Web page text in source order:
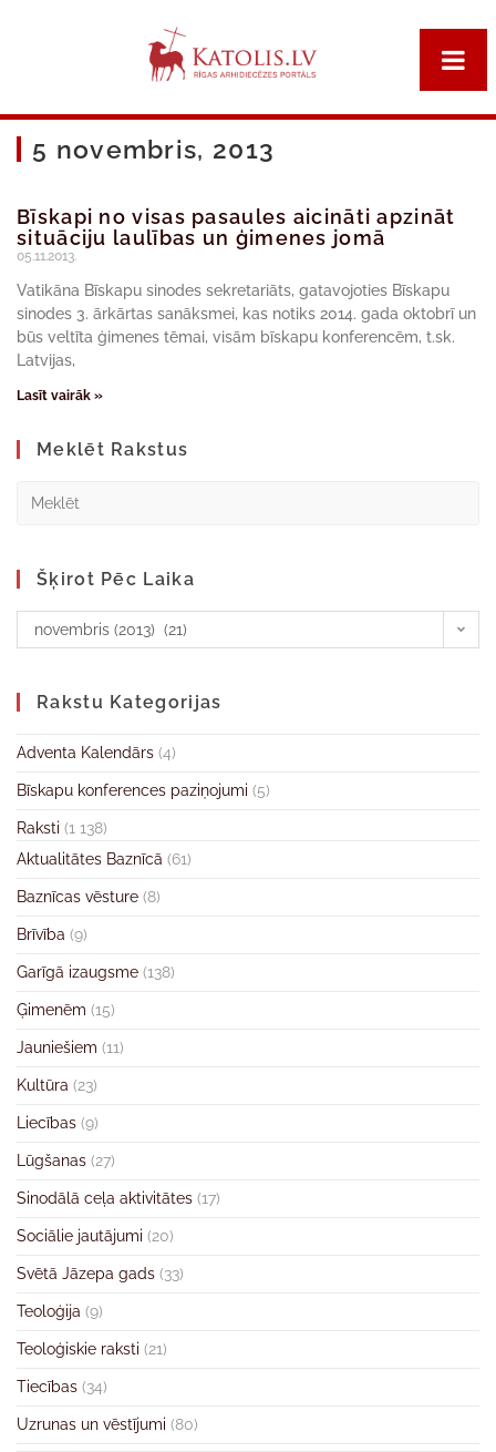
5 novembris, 2013
Bīskapi no visas pasaules aicināti apzināt
situāciju laulības un ģimenes jomā
05.11.2013.
Vatikāna Bīskapu sinodes sekretariāts, gatavojoties Bīskapu
sinodes 3. ārkārtas sanāksmei, kas notiks 2014. gada oktobrī un
būs veltīta ģimenes tēmai, visām bīskapu konferencēm, t.sk.
Latvijas,
Lasīt vairāk »
Meklēt Rakstus
Šķirot Pēc Laika
novembris (2013) (21)
Rakstu Kategorijas
Adventa Kalendārs (4)
Bīskapu konferences paziņojumi (5)
Raksti (1 138)
Aktualitātes Baznīcā (61)
Baznīcas vēsture (8)
Brīvība (9)
Garīgā izaugsme (138)
Ģimenēm (15)
Jauniešiem (11)
Kultūra (23)
Liecības (9)
Lūgšanas (27)
Sinodālā ceļa aktivitātes (17)
Sociālie jautājumi (20)
Svētā Jāzepa gads (33)
Teoloģija (9)
Teoloģiskie raksti (21)
Tiecības (34)
Uzrunas un vēstījumi (80)